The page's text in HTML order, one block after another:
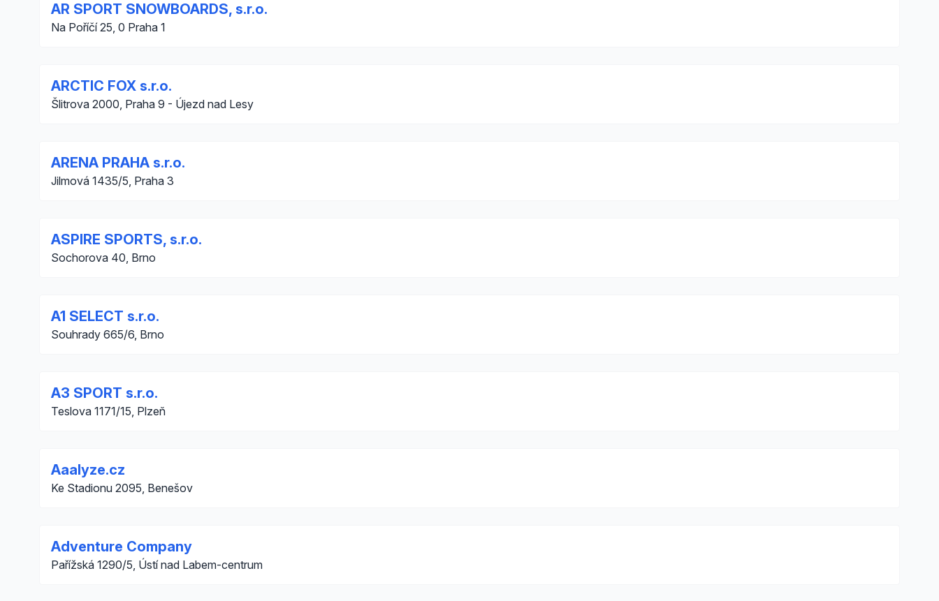
AR SPORT SNOWBOARDS, s.r.o.
Na Poříčí 25, 0 Praha 1
ARCTIC FOX s.r.o.
Šlitrova 2000, Praha 9 - Újezd nad Lesy
ARENA PRAHA s.r.o.
Jilmová 1435/5, Praha 3
ASPIRE SPORTS, s.r.o.
Sochorova 40, Brno
A1 SELECT s.r.o.
Souhrady 665/6, Brno
A3 SPORT s.r.o.
Teslova 1171/15, Plzeň
Aaalyze.cz
Ke Stadionu 2095, Benešov
Adventure Company
Pařížská 1290/5, Ústí nad Labem-centrum